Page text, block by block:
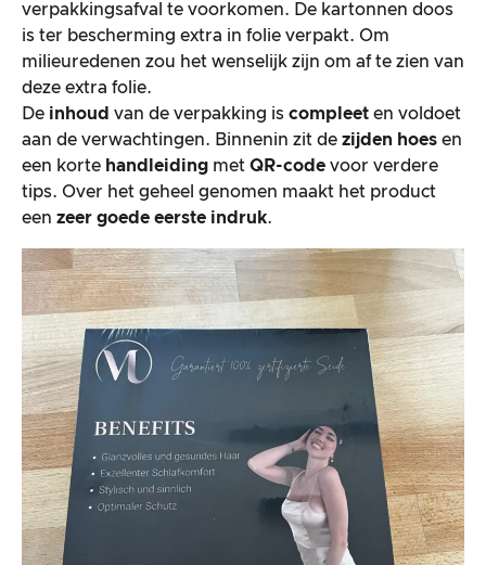
verpakkingsafval te voorkomen. De kartonnen doos
is ter bescherming extra in folie verpakt. Om
milieuredenen zou het wenselijk zijn om af te zien van
deze extra folie.
De inhoud van de verpakking is compleet en voldoet
aan de verwachtingen. Binnenin zit de zijden hoes en
een korte handleiding met QR-code voor verdere
tips. Over het geheel genomen maakt het product
een zeer goede eerste indruk.